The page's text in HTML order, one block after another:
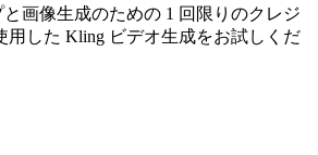
画像生成のための 1 回限りのクレジ
用した Kling ビデオ生成をお試しくだ